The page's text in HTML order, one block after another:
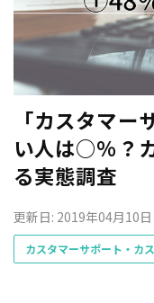
「カスタマ
い人は○％？
る実態調査
更新日: 2019年04月10日
カスタマーサポート・カ